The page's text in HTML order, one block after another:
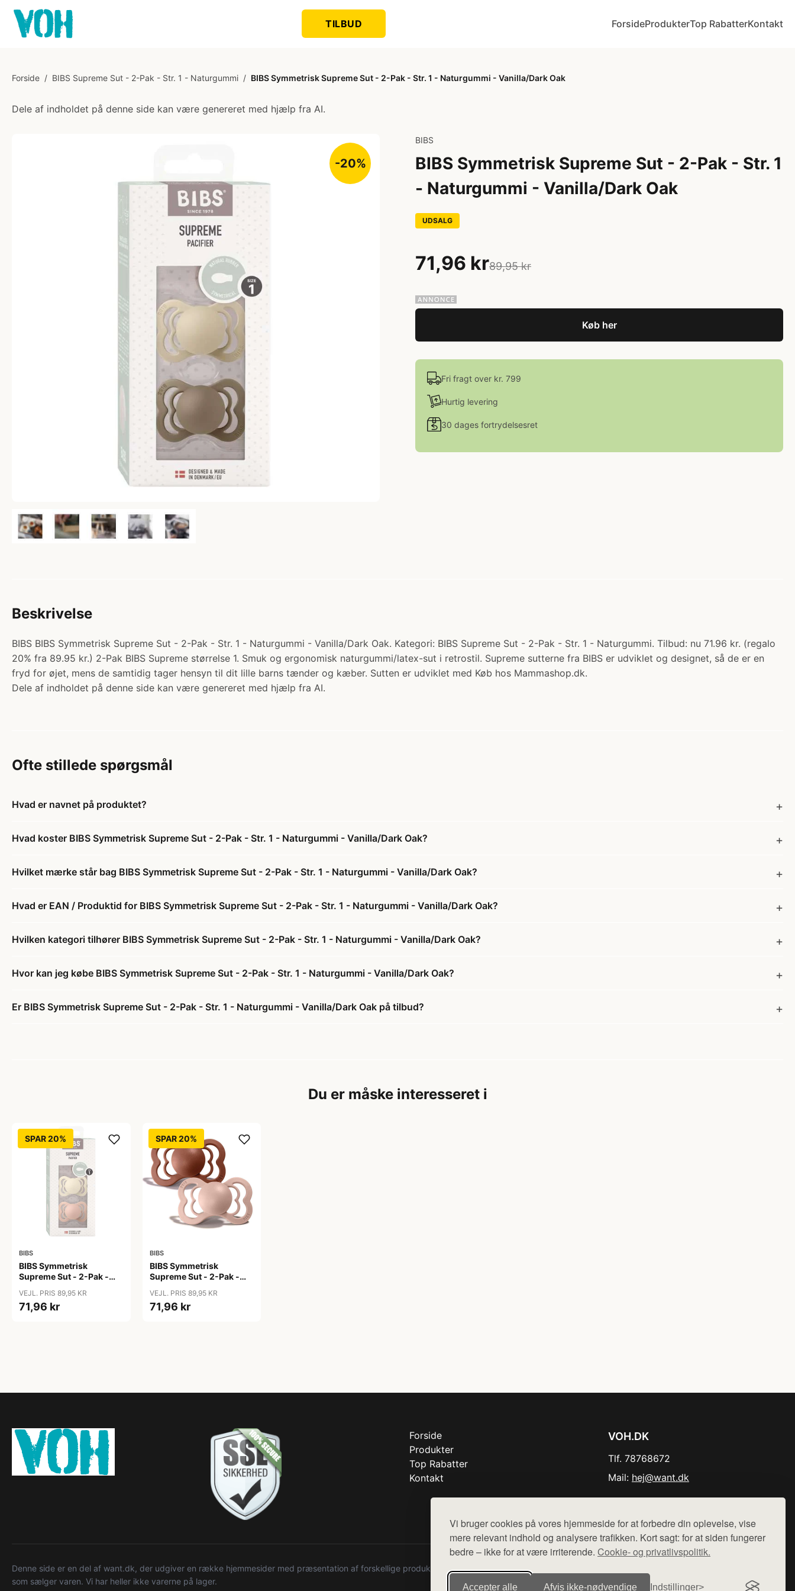
Vi bruger cookies på vores hjemmeside for at forbedre din oplevelse, vise
mere relevant indhold og analysere trafikken. Kort sagt: for at siden fungerer
bedre – ikke for at være irriterende. Cookie- og privatlivspolitik.
Accepter alle Afvis ikke‑nødvendige Indstillinger
TILBUD ForsideProdukterTop RabatterKontakt
Forside / BIBS Supreme Sut - 2-Pak - Str. 1 - Naturgummi / BIBS Symmetrisk Supreme Sut - 2-Pak - Str. 1 - Naturgummi - Vanilla/Dark Oak
Dele af indholdet på denne side kan være genereret med hjælp fra AI.
-20%
BIBS
BIBS Symmetrisk Supreme Sut - 2-Pak - Str. 1
- Naturgummi - Vanilla/Dark Oak
UDSALG
71,96 kr89,95 kr
Køb her
Fri fragt over kr. 799
Hurtig levering
30 dages fortrydelsesret
Beskrivelse
BIBS BIBS Symmetrisk Supreme Sut - 2-Pak - Str. 1 - Naturgummi - Vanilla/Dark Oak. Kategori: BIBS Supreme Sut - 2-Pak - Str. 1 - Naturgummi. Tilbud: nu 71.96 kr. (regalo
20% fra 89.95 kr.) 2-Pak BIBS Supreme størrelse 1. Smuk og ergonomisk naturgummi/latex-sut i retrostil. Supreme sutterne fra BIBS er udviklet og designet, så de er en
fryd for øjet, mens de samtidig tager hensyn til dit lille barns tænder og kæber. Sutten er udviklet med Køb hos Mammashop.dk.
Dele af indholdet på denne side kan være genereret med hjælp fra AI.
Ofte stillede spørgsmål
Hvad er navnet på produktet?
Hvad koster BIBS Symmetrisk Supreme Sut - 2-Pak - Str. 1 - Naturgummi - Vanilla/Dark Oak?
Hvilket mærke står bag BIBS Symmetrisk Supreme Sut - 2-Pak - Str. 1 - Naturgummi - Vanilla/Dark Oak?
Hvad er EAN / Produktid for BIBS Symmetrisk Supreme Sut - 2-Pak - Str. 1 - Naturgummi - Vanilla/Dark Oak?
Hvilken kategori tilhører BIBS Symmetrisk Supreme Sut - 2-Pak - Str. 1 - Naturgummi - Vanilla/Dark Oak?
Hvor kan jeg købe BIBS Symmetrisk Supreme Sut - 2-Pak - Str. 1 - Naturgummi - Vanilla/Dark Oak?
Er BIBS Symmetrisk Supreme Sut - 2-Pak - Str. 1 - Naturgummi - Vanilla/Dark Oak på tilbud?
Du er måske interesseret i
SPAR 20%
BIBS
BIBS Symmetrisk
Supreme Sut - 2-Pak -
Ivory/Blush
VEJL. PRIS 89,95 KR
71,96 kr
SPAR 20%
BIBS
BIBS Symmetrisk
Supreme Sut - 2-Pak -
Woodchuck/Blush
VEJL. PRIS 89,95 KR
71,96 kr
Forside
Produkter
Top Rabatter
Kontakt
VOH.DK
Tlf. 78768672
Mail: hej@want.dk
Denne side er en del af want.dk, der udgiver en række hjemmesider med præsentation af forskellige produkter fra diverse webshops. Der sælges ikke varer fra denne side - vi henviser til de shops,
som sælger varen. Vi har heller ikke varerne på lager.